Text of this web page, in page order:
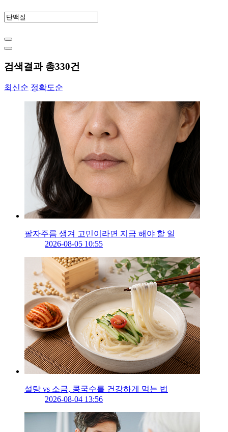
검색결과 총330건
최신순 정확도순
팔자주름 생겨 고민이라면 지금 해야 할 일
2026-08-05 10:55
설탕 vs 소금, 콩국수를 건강하게 먹는 법
2026-08-04 13:56